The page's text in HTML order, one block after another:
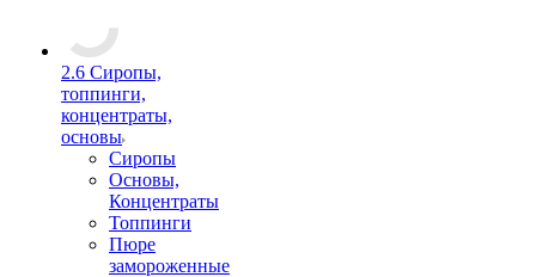
2.6 Сиропы,
топпинги,
концентраты,
основы
Сиропы
Основы,
Концентраты
Топпинги
Пюре
замороженные